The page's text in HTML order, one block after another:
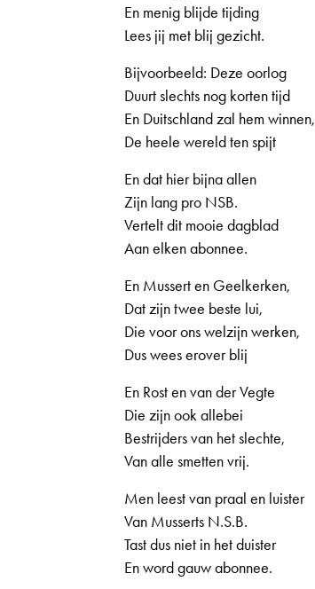
En menig blijde tijding
Lees jij met blij gezicht.
Bijvoorbeeld: Deze oorlog
Duurt slechts nog korten tijd
En Duitschland zal hem winnen,
De heele wereld ten spijt
En dat hier bijna allen
Zijn lang pro NSB.
Vertelt dit mooie dagblad
Aan elken abonnee.
En Mussert en Geelkerken,
Dat zijn twee beste lui,
Die voor ons welzijn werken,
Dus wees erover blij
En Rost en van der Vegte
Die zijn ook allebei
Bestrijders van het slechte,
Van alle smetten vrij.
Men leest van praal en luister
Van Musserts N.S.B.
Tast dus niet in het duister
En word gauw abonnee.